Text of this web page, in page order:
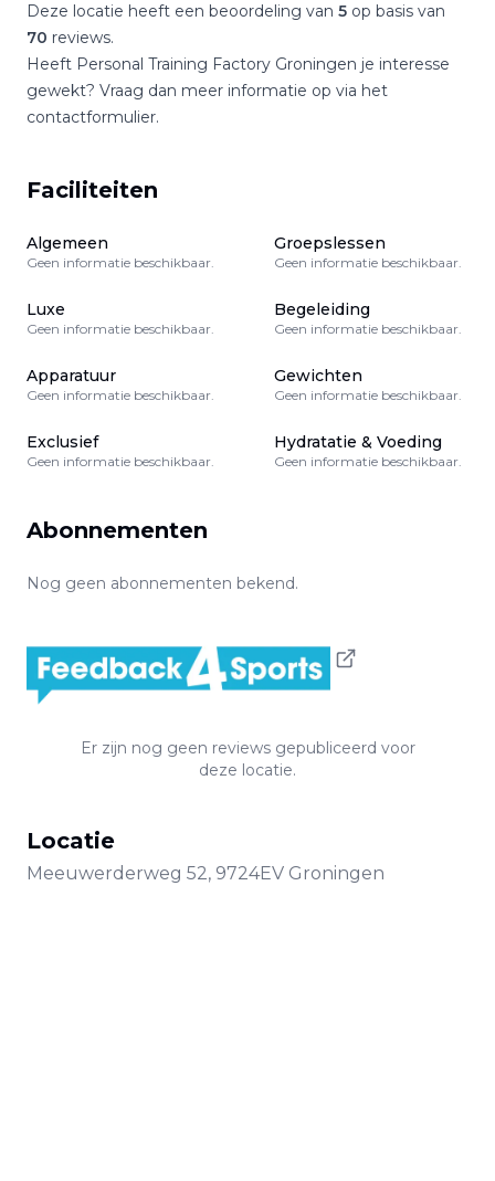
Deze locatie heeft een beoordeling van 5 op basis van
70 reviews.
Heeft Personal Training Factory Groningen je interesse
gewekt? Vraag dan meer informatie op via het
contactformulier.
Faciliteiten
Algemeen
Geen informatie beschikbaar.
Groepslessen
Geen informatie beschikbaar.
Luxe
Geen informatie beschikbaar.
Begeleiding
Geen informatie beschikbaar.
Apparatuur
Geen informatie beschikbaar.
Gewichten
Geen informatie beschikbaar.
Exclusief
Geen informatie beschikbaar.
Hydratatie & Voeding
Geen informatie beschikbaar.
Abonnementen
Nog geen abonnementen bekend.
Er zijn nog geen reviews gepubliceerd voor
deze locatie.
Locatie
Meeuwerderweg 52, 9724EV Groningen